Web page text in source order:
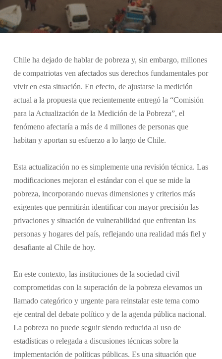
Chile ha dejado de hablar de pobreza y, sin embargo, millones
de compatriotas ven afectados sus derechos fundamentales por
vivir en esta situación. En efecto, de ajustarse la medición
actual a la propuesta que recientemente entregó la “Comisión
para la Actualización de la Medición de la Pobreza”, el
fenómeno afectaría a más de 4 millones de personas que
habitan y aportan su esfuerzo a lo largo de Chile.
Esta actualización no es simplemente una revisión técnica. Las
modificaciones mejoran el estándar con el que se mide la
pobreza, incorporando nuevas dimensiones y criterios más
exigentes que permitirán identificar con mayor precisión las
privaciones y situación de vulnerabilidad que enfrentan las
personas y hogares del país, reflejando una realidad más fiel y
desafiante al Chile de hoy.
En este contexto, las instituciones de la sociedad civil
comprometidas con la superación de la pobreza elevamos un
llamado categórico y urgente para reinstalar este tema como
eje central del debate político y de la agenda pública nacional.
La pobreza no puede seguir siendo reducida al uso de
estadísticas o relegada a discusiones técnicas sobre la
implementación de políticas públicas. Es una situación que